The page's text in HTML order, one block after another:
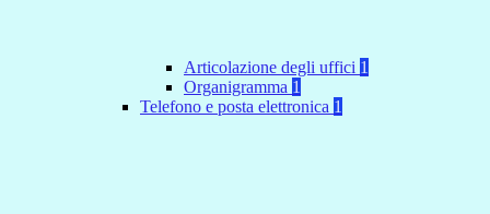
Articolazione degli uffici 1
Organigramma 1
Telefono e posta elettronica 1